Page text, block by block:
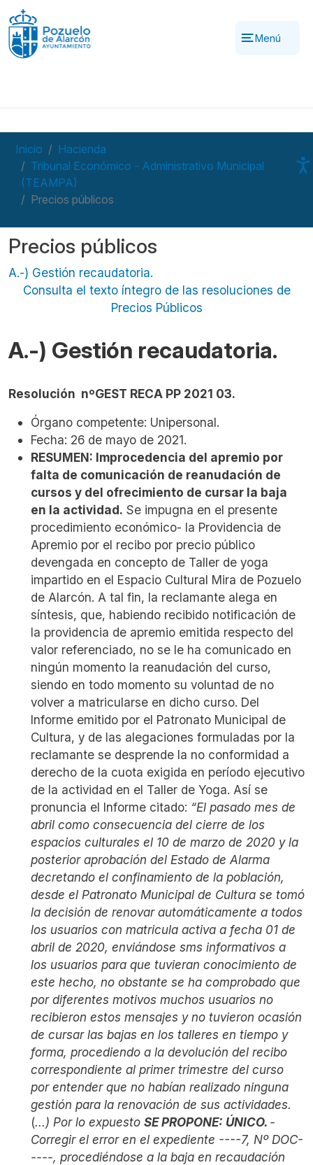
Pasar al contenido principal
Menú
Inicio
Hacienda
Tribunal Económico - Administrativo Municipal
(TEAMPA)
Precios públicos
Precios públicos
A.-) Gestión recaudatoria.
Consulta el texto íntegro de las resoluciones de
Precios Públicos
A.-) Gestión recaudatoria.
Resolución nºGEST RECA PP 2021 03.
Órgano competente: Unipersonal.
Fecha: 26 de mayo de 2021.
RESUMEN: Improcedencia del apremio por
falta de comunicación de reanudación de
cursos y del ofrecimiento de cursar la baja
en la actividad. Se impugna en el presente
procedimiento económico- la Providencia de
Apremio por el recibo por precio público
devengada en concepto de Taller de yoga
impartido en el Espacio Cultural Mira de Pozuelo
de Alarcón. A tal fin, la reclamante alega en
síntesis, que, habiendo recibido notificación de
la providencia de apremio emitida respecto del
valor referenciado, no se le ha comunicado en
ningún momento la reanudación del curso,
siendo en todo momento su voluntad de no
volver a matricularse en dicho curso. Del
Informe emitido por el Patronato Municipal de
Cultura, y de las alegaciones formuladas por la
reclamante se desprende la no conformidad a
derecho de la cuota exigida en período ejecutivo
de la actividad en el Taller de Yoga. Así se
pronuncia el Informe citado: “El pasado mes de
abril como consecuencia del cierre de los
espacios culturales el 10 de marzo de 2020 y la
posterior aprobación del Estado de Alarma
decretando el confinamiento de la población,
desde el Patronato Municipal de Cultura se tomó
la decisión de renovar automáticamente a todos
los usuarios con matricula activa a fecha 01 de
abril de 2020, enviándose sms informativos a
los usuarios para que tuvieran conocimiento de
este hecho, no obstante se ha comprobado que
por diferentes motivos muchos usuarios no
recibieron estos mensajes y no tuvieron ocasión
de cursar las bajas en los talleres en tiempo y
forma, procediendo a la devolución del recibo
correspondiente al primer trimestre del curso
por entender que no habían realizado ninguna
gestión para la renovación de sus actividades.
(...) Por lo expuesto SE PROPONE: ÚNICO. -
Corregir el error en el expediente ----7, Nº DOC-
----, procediéndose a la baja en recaudación